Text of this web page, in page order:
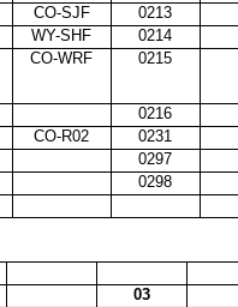
CO-SJF
0213
WY-SHF
0214
CO-WRF
0215
0216
CO-R02
0231
0297
0298
03